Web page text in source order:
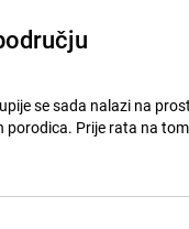
se sada nalazi na
porodica. Prije rata na